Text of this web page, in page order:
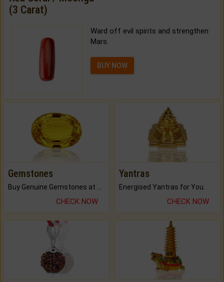
(3 Carat)
Ward off evil spirits and strengthen
Mars.
BUY NOW
Gemstones
CHECK NOW
Yantras
Energised Yantras for You.
CHECK NOW